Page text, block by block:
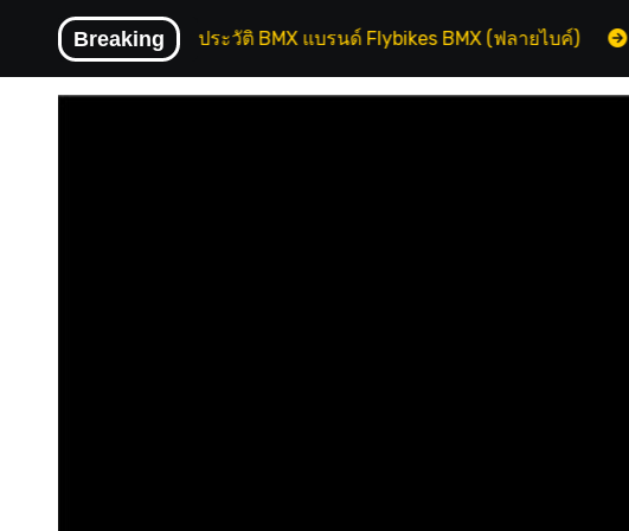
content
Breaking
Perry ประวัติ BMX แบรนด์ Flybikes BMX (ฟลายไบค์) ขน